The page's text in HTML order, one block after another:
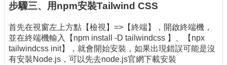
步驟三、用npm安裝Tailwind CSS
首先在視窗左上方點【檢視】=>【終端】，開啟終端機，
並在終端機輸入【npm install -D tailwindcss 】、【npx
tailwindcss init】，就會開始安裝，如果出現錯誤可能是沒
有安裝Node.js，可以先去node.js官網下載安裝